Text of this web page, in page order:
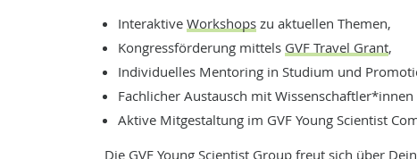
Interaktive Workshops zu aktuellen Themen,
Kongressförderung mittels GVF Travel Grant,
Individuelles Mentoring in Studium und
Fachlicher Austausch mit
Aktive Mitgestaltung im GVF Young Scientist
Die GVF Young Scientist Group freut sich über